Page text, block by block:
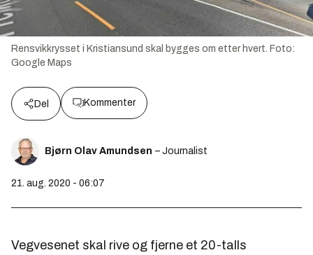
Rensvikkrysset i Kristiansund skal bygges om etter hvert. Foto:
Google Maps
Del Kommenter
Bjørn Olav Amundsen – Journalist
21. aug. 2020 - 06:07
Vegvesenet skal rive og fjerne et 20-talls